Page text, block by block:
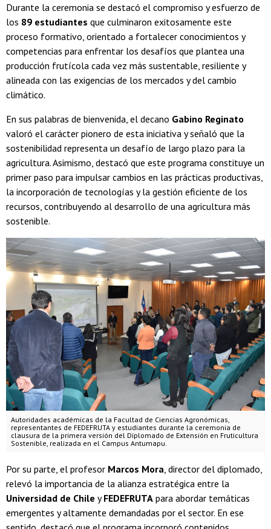
Durante la ceremonia se destacó el compromiso y esfuerzo de
los 89 estudiantes que culminaron exitosamente este
proceso formativo, orientado a fortalecer conocimientos y
competencias para enfrentar los desafíos que plantea una
producción frutícola cada vez más sustentable, resiliente y
alineada con las exigencias de los mercados y del cambio
climático.
En sus palabras de bienvenida, el decano Gabino Reginato
valoró el carácter pionero de esta iniciativa y señaló que la
sostenibilidad representa un desafío de largo plazo para la
agricultura. Asimismo, destacó que este programa constituye un
primer paso para impulsar cambios en las prácticas productivas,
la incorporación de tecnologías y la gestión eficiente de los
recursos, contribuyendo al desarrollo de una agricultura más
sostenible.
Autoridades académicas de la Facultad de Ciencias Agronómicas,
representantes de FEDEFRUTA y estudiantes durante la ceremonia de
clausura de la primera versión del Diplomado de Extensión en Fruticultura
Sostenible, realizada en el Campus Antumapu.
Por su parte, el profesor Marcos Mora , director del diplomado,
relevó la importancia de la alianza estratégica entre la
Universidad de Chile yFEDEFRUTA para abordar temáticas
emergentes y altamente demandadas por el sector. En ese